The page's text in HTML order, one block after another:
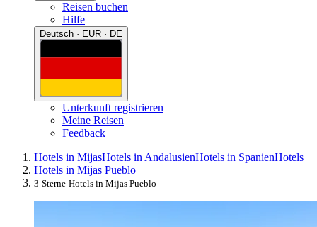
Reisen buchen
Hilfe
Deutsch · EUR · DE
Unterkunft registrieren
Meine Reisen
Feedback
Hotels in MijasHotels in AndalusienHotels in SpanienHotels
Hotels in Mijas Pueblo
3-Sterne-Hotels in Mijas Pueblo